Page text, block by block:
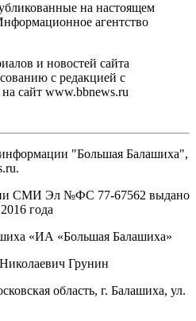
на настоящем
агентство
и новостей сайта
с редакцией с
сайт www.bbnews.ru
информации "Большая Балашиха",
СМИ Эл №ФС ‎77-67562 выдано
года
«ИА «Большая Балашиха»
Грунин
область, г. Балашиха, ул.